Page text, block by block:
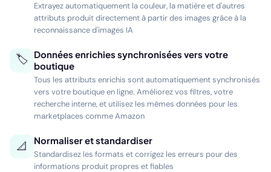
Extrayez automatiquement la couleur, la matière et d'autres
attributs produit directement à partir des images grâce à la
reconnaissance d'images IA
🏷 Données enrichies synchronisées vers votre
boutique
Tous les attributs enrichis sont automatiquement synchronisés
vers votre boutique en ligne. Améliorez vos filtres, votre
recherche interne, et utilisez les mêmes données pour les
marketplaces comme Amazon
📐 Normaliser et standardiser
Standardisez les formats et corrigez les erreurs pour des
informations produit propres et fiables